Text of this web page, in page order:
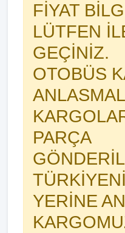
FİYAT
LÜTFEN
GEÇİNİZ.
OTOBÜS
PARÇA
YERİNE